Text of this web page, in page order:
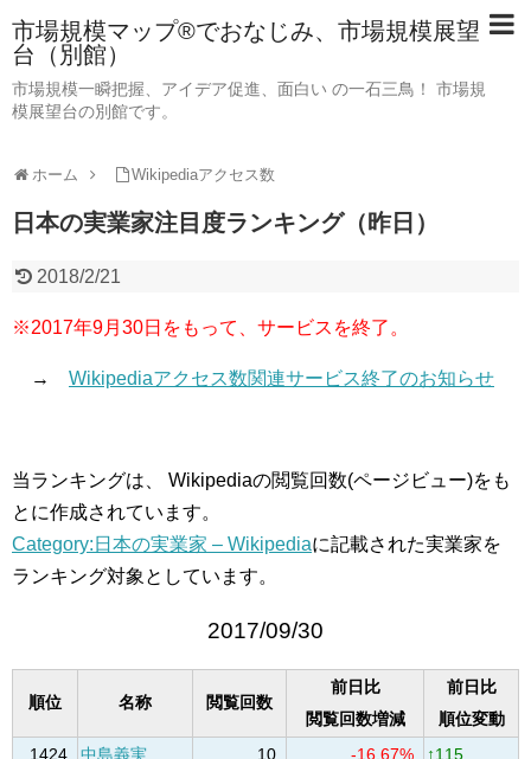
市場規模マップ®でおなじみ、市場規模展望
台（別館）
市場規模一瞬把握、アイデア促進、面白い の一石三鳥！ 市場規
模展望台の別館です。
ホーム Wikipediaアクセス数
日本の実業家注目度ランキング（昨日）
2018/2/21
※2017年9月30日をもって、サービスを終了。
→ Wikipediaアクセス数関連サービス終了のお知らせ
当ランキングは、 Wikipediaの閲覧回数(ページビュー)をも
とに作成されています。
Category:日本の実業家 – Wikipediaに記載された実業家を
ランキング対象としています。
2017/09/30
順位 名称 閲覧回数
前日比
閲覧回数増減
前日比
順位変動
1424
中島義実 10 -16.67%
↑115